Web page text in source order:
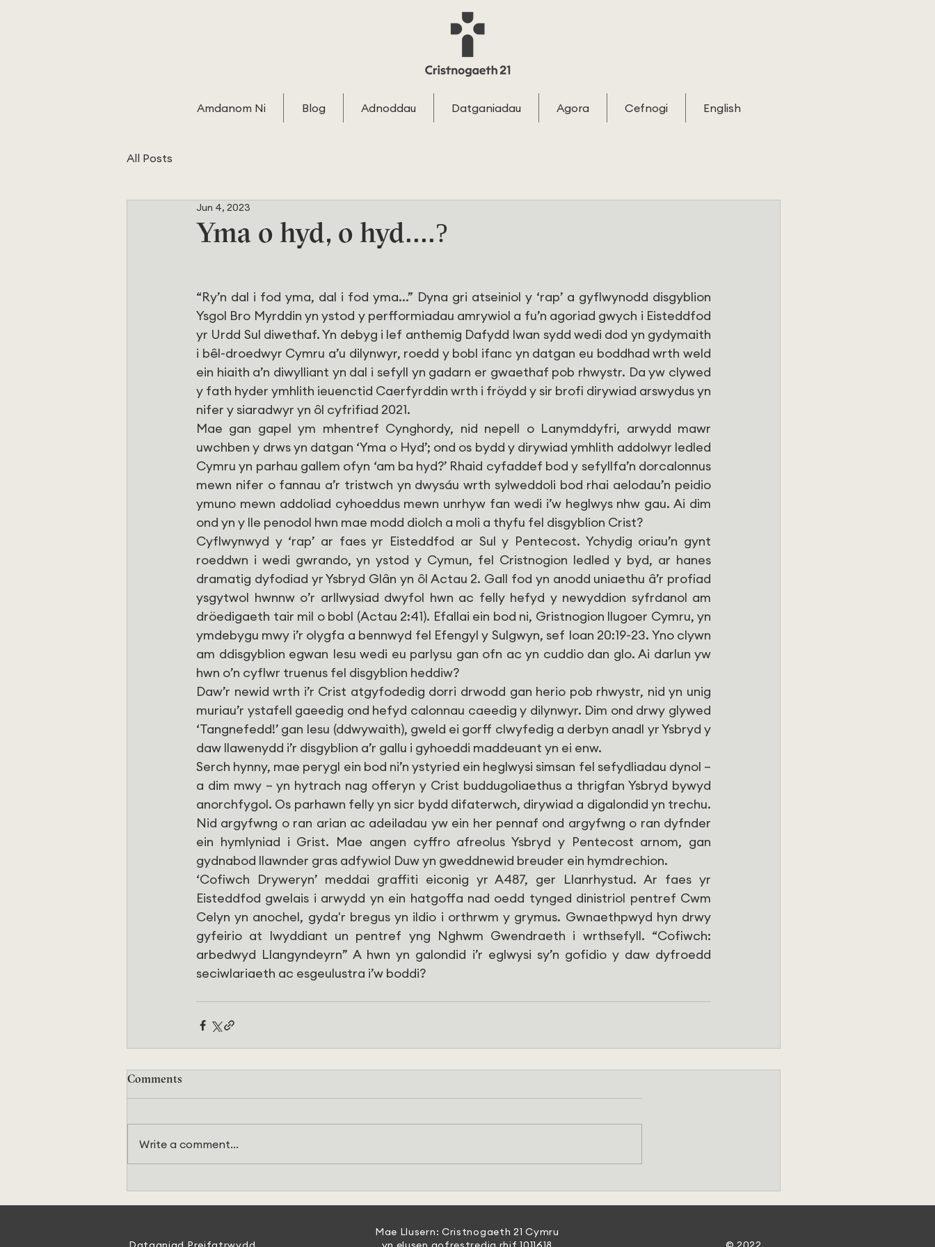
Amdanom Ni Blog Adnoddau Datganiadau Agora Cefnogi English
All Posts
Yma o hyd, o hyd....?
Jun 4, 2023
“Ry’n dal i fod yma, dal i fod yma...” Dyna gri atseiniol y ‘rap’ a gyflwynodd disgyblion
Ysgol Bro Myrddin yn ystod y perfformiadau amrywiol a fu’n agoriad gwych i Eisteddfod
yr Urdd Sul diwethaf. Yn debyg i lef anthemig Dafydd Iwan sydd wedi dod yn gydymaith
i bêl-droedwyr Cymru a’u dilynwyr, roedd y bobl ifanc yn datgan eu boddhad wrth weld
ein hiaith a’n diwylliant yn dal i sefyll yn gadarn er gwaethaf pob rhwystr. Da yw clywed
y fath hyder ymhlith ieuenctid Caerfyrddin wrth i fröydd y sir brofi dirywiad arswydus yn
nifer y siaradwyr yn ôl cyfrifiad 2021.
Mae gan gapel ym mhentref Cynghordy, nid nepell o Lanymddyfri, arwydd mawr
uwchben y drws yn datgan ‘Yma o Hyd’; ond os bydd y dirywiad ymhlith addolwyr ledled
Cymru yn parhau gallem ofyn ‘am ba hyd?’ Rhaid cyfaddef bod y sefyllfa’n dorcalonnus
mewn nifer o fannau a’r tristwch yn dwysáu wrth sylweddoli bod rhai aelodau’n peidio
ymuno mewn addoliad cyhoeddus mewn unrhyw fan wedi i’w heglwys nhw gau. Ai dim
ond yn y lle penodol hwn mae modd diolch a moli a thyfu fel disgyblion Crist?
Cyflwynwyd y ‘rap’ ar faes yr Eisteddfod ar Sul y Pentecost. Ychydig oriau’n gynt
roeddwn i wedi gwrando, yn ystod y Cymun, fel Cristnogion ledled y byd, ar hanes
dramatig dyfodiad yr Ysbryd Glân yn ôl Actau 2. Gall fod yn anodd uniaethu â’r profiad
ysgytwol hwnnw o’r arllwysiad dwyfol hwn ac felly hefyd y newyddion syfrdanol am
dröedigaeth tair mil o bobl (Actau 2:41). Efallai ein bod ni, Gristnogion llugoer Cymru, yn
ymdebygu mwy i’r olygfa a bennwyd fel Efengyl y Sulgwyn, sef Ioan 20:19-23. Yno clywn
am ddisgyblion egwan Iesu wedi eu parlysu gan ofn ac yn cuddio dan glo. Ai darlun yw
hwn o’n cyflwr truenus fel disgyblion heddiw?
Daw’r newid wrth i’r Crist atgyfodedig dorri drwodd gan herio pob rhwystr, nid yn unig
muriau’r ystafell gaeedig ond hefyd calonnau caeedig y dilynwyr. Dim ond drwy glywed
‘Tangnefedd!’ gan Iesu (ddwywaith), gweld ei gorff clwyfedig a derbyn anadl yr Ysbryd y
daw llawenydd i’r disgyblion a’r gallu i gyhoeddi maddeuant yn ei enw.
Serch hynny, mae perygl ein bod ni’n ystyried ein heglwysi simsan fel sefydliadau dynol –
a dim mwy – yn hytrach nag offeryn y Crist buddugoliaethus a thrigfan Ysbryd bywyd
anorchfygol. Os parhawn felly yn sicr bydd difaterwch, dirywiad a digalondid yn trechu.
Nid argyfwng o ran arian ac adeiladau yw ein her pennaf ond argyfwng o ran dyfnder
ein hymlyniad i Grist. Mae angen cyffro afreolus Ysbryd y Pentecost arnom, gan
gydnabod llawnder gras adfywiol Duw yn gweddnewid breuder ein hymdrechion.
‘Cofiwch Dryweryn’ meddai graffiti eiconig yr A487, ger Llanrhystud. Ar faes yr
Eisteddfod gwelais i arwydd yn ein hatgoffa nad oedd tynged dinistriol pentref Cwm
Celyn yn anochel, gyda'r bregus yn ildio i orthrwm y grymus. Gwnaethpwyd hyn drwy
gyfeirio at lwyddiant un pentref yng Nghwm Gwendraeth i wrthsefyll. “Cofiwch:
arbedwyd Llangyndeyrn” A hwn yn galondid i’r eglwysi sy’n gofidio y daw dyfroedd
seciwlariaeth ac esgeulustra i’w boddi?
Comments
Write a comment...
Mae Llusern: Cristnogaeth 21 Cymru